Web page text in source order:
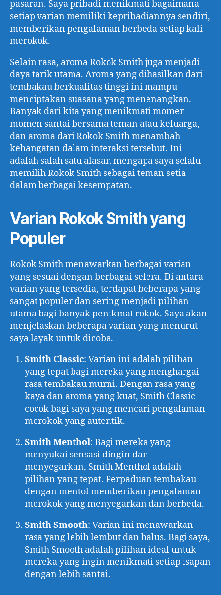
pasaran. Saya pribadi menikmati bagaimana
setiap varian memiliki kepribadiannya sendiri,
memberikan pengalaman berbeda setiap kali
merokok.
Selain rasa, aroma Rokok Smith juga menjadi
daya tarik utama. Aroma yang dihasilkan dari
tembakau berkualitas tinggi ini mampu
menciptakan suasana yang menenangkan.
Banyak dari kita yang menikmati momen-
momen santai bersama teman atau keluarga,
dan aroma dari Rokok Smith menambah
kehangatan dalam interaksi tersebut. Ini
adalah salah satu alasan mengapa saya selalu
memilih Rokok Smith sebagai teman setia
dalam berbagai kesempatan.
Varian Rokok Smith yang
Populer
Rokok Smith menawarkan berbagai varian
yang sesuai dengan berbagai selera. Di antara
varian yang tersedia, terdapat beberapa yang
sangat populer dan sering menjadi pilihan
utama bagi banyak penikmat rokok. Saya akan
menjelaskan beberapa varian yang menurut
saya layak untuk dicoba.
Smith Classic: Varian ini adalah pilihan
yang tepat bagi mereka yang menghargai
rasa tembakau murni. Dengan rasa yang
kaya dan aroma yang kuat, Smith Classic
cocok bagi saya yang mencari pengalaman
merokok yang autentik.
Smith Menthol: Bagi mereka yang
menyukai sensasi dingin dan
menyegarkan, Smith Menthol adalah
pilihan yang tepat. Perpaduan tembakau
dengan mentol memberikan pengalaman
merokok yang menyegarkan dan berbeda.
Smith Smooth: Varian ini menawarkan
rasa yang lebih lembut dan halus. Bagi saya,
Smith Smooth adalah pilihan ideal untuk
mereka yang ingin menikmati setiap isapan
dengan lebih santai.